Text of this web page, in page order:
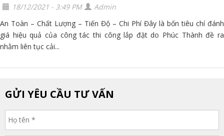
18/12/2021 - 3:49 PM
Admin
An Toàn – Chất Lượng – Tiến Độ – Chi Phí Đây là bốn tiêu chí đánh
giá hiệu quả của công tác thi công lắp đặt do Phúc Thành đề ra
nhằm liên tục cải...
GỬI YÊU CẦU TƯ VẤN